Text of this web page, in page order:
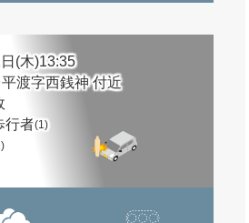
(木)13:35
渡字西銭神 付近
行者(1)